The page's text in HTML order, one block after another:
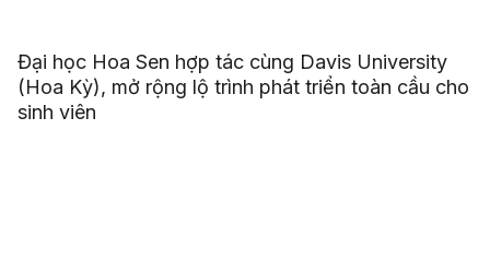
Đại học Hoa Sen hợp tác cùng Davis University
(Hoa Kỳ), mở rộng lộ trình phát triển toàn cầu cho
sinh viên